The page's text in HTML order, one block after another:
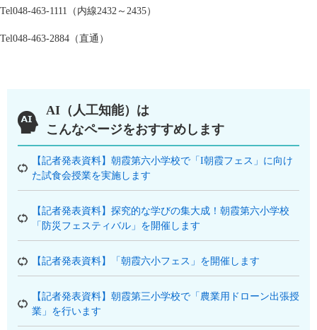
Tel048-463-1111（内線2432～2435）
Tel048-463-2884（直通）
AI（人工知能）は
こんなページをおすすめします
【記者発表資料】朝霞第六小学校で「I朝霞フェス」に向け
た試食会授業を実施します
【記者発表資料】探究的な学びの集大成！朝霞第六小学校
「防災フェスティバル」を開催します
【記者発表資料】「朝霞六小フェス」を開催します
【記者発表資料】朝霞第三小学校で「農業用ドローン出張授
業」を行います